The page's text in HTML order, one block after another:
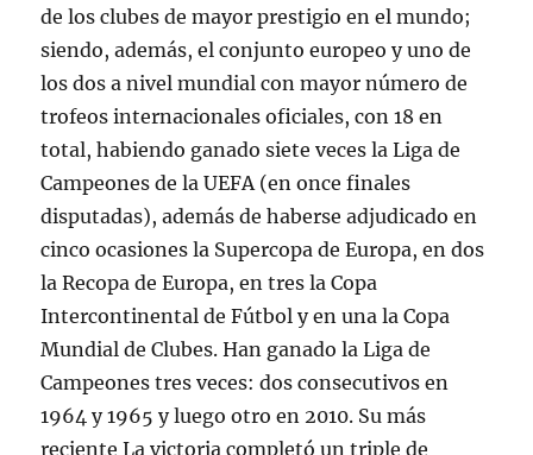
de los clubes de mayor prestigio en el mundo;
siendo, además, el conjunto europeo y uno de
los dos a nivel mundial con mayor número de
trofeos internacionales oficiales, con 18 en
total, habiendo ganado siete veces la Liga de
Campeones de la UEFA (en once finales
disputadas), además de haberse adjudicado en
cinco ocasiones la Supercopa de Europa, en dos
la Recopa de Europa, en tres la Copa
Intercontinental de Fútbol y en una la Copa
Mundial de Clubes. Han ganado la Liga de
Campeones tres veces: dos consecutivos en
1964 y 1965 y luego otro en 2010. Su más
reciente La victoria completó un triple de